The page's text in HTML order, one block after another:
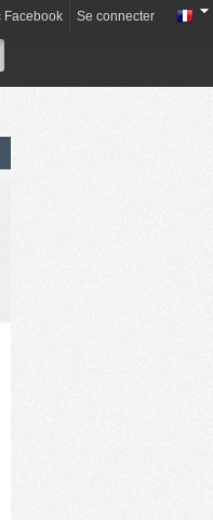
Facebook Se connecter